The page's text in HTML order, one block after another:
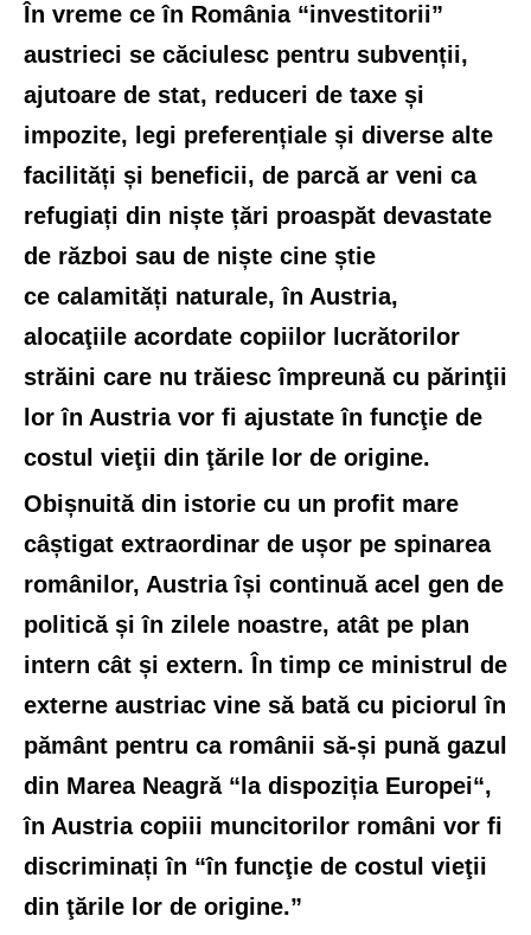
În vreme ce în România “investitorii”
austrieci se căciulesc pentru subvenții,
ajutoare de stat, reduceri de taxe și
impozite, legi preferențiale și diverse alte
facilități și beneficii, de parcă ar veni ca
refugiați din niște țări proaspăt devastate
de război sau de niște cine știe
ce calamități naturale, în Austria,
alocaţiile acordate copiilor lucrătorilor
străini care nu trăiesc împreună cu părinţii
lor în Austria vor fi ajustate în funcţie de
costul vieţii din ţările lor de origine.
Obișnuită din istorie cu un profit mare
câștigat extraordinar de ușor pe spinarea
românilor, Austria își continuă acel gen de
politică și în zilele noastre, atât pe plan
intern cât și extern. În timp ce ministrul de
externe austriac vine să bată cu piciorul în
pământ pentru ca românii să-și pună gazul
din Marea Neagră “la dispoziția Europei“,
în Austria copiii muncitorilor români vor fi
discriminați în “în funcţie de costul vieţii
din ţările lor de origine.”